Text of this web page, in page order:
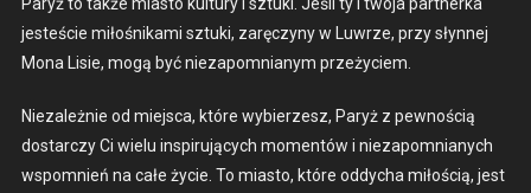
jesteś­cie miłośnika­mi sztu­ki, zaręczyny w Luwrze, przy słyn­nej
Mona Lisie, mogą być nieza­pom­ni­anym przeży­ciem.
Nieza­leżnie od miejs­ca, które wybierzesz, Paryż z pewnoś­cią
dostar­czy Ci wielu inspiru­ją­cych momen­tów i nieza­pom­ni­anych
wspom­nień na całe życie. To mias­to, które odd­y­cha miłoś­cią, jest